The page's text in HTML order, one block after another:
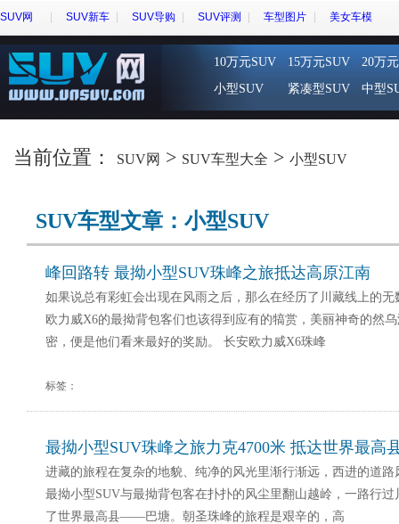
SUV网 SUV新车 SUV导购 SUV评测 车型图片 美女车模
10万元SUV 15万元SUV
20万
小型SUV
紧凑型SUV 中型
当前位置： SUV网 > SUV车型大全 > 小型SUV
SUV车型文章：小型SUV
峰回路转 最拗小型SUV珠峰之旅抵达高原江南
如果说总有彩虹会出现在风雨之后，那么在经历了川藏线上的
欧力威X6的最拗背包客们也该得到应有的犒赏，美丽神奇的然
密，便是他们看来最好的奖励。 长安欧力威X6珠峰
标签：
最拗小型SUV珠峰之旅力克4700米 抵达世界最高
进藏的旅程在复杂的地貌、纯净的风光里渐行渐远，西进的道
最拗小型SUV与最拗背包客在扑扑的风尘里翻山越岭，一路行
了世界最高县——巴塘。朝圣珠峰的旅程是艰辛的，高